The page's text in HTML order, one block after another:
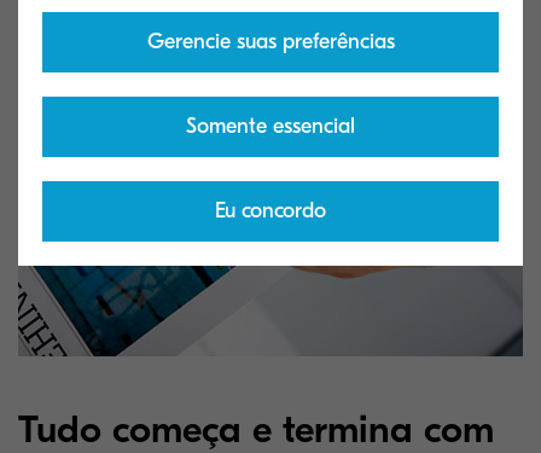
Tudo começa e termina com
Gerencie suas preferências
Somente essencial
Eu concordo